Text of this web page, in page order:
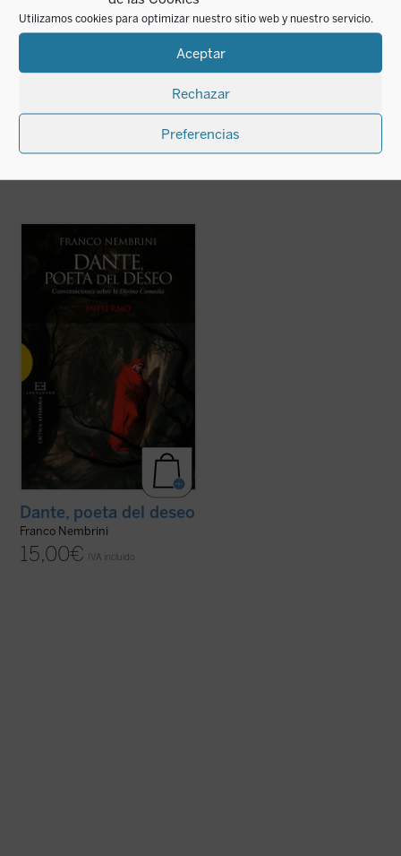
Utilizamos cookies para optimizar nuestro sitio web y nuestro servicio.
Aceptar
Rechazar
Preferencias
Cantos seleccionados
14,96€
Dante, poeta del
deseo. Purgatorio
14,50
Ausente de los planes de estudios
España a un puñado de referencias
genéricas, tales como el uso del adjetivo
«dantesco» para indicar algo espantoso y
terrible, sin que se conozca realmente sus
Dante, poeta del deseo
Franco Nembrini
15,00€ IVA incluido